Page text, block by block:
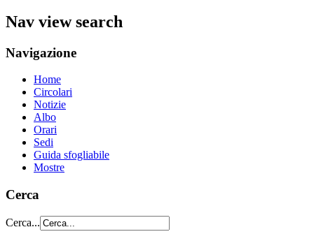
Nav view search
Navigazione
Home
Circolari
Notizie
Albo
Orari
Sedi
Guida sfogliabile
Mostre
Cerca
Cerca...